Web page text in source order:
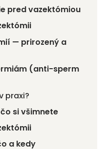
pred vazektómiou
— prirozený a
(anti-sperm
praxi?
si všimnete
a kedy